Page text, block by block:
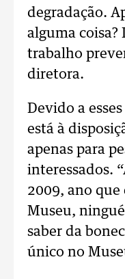
degradação.
alguma coisa?
trabalho
diretora.
Devido a
está à
apenas para
interessados.
2009, ano que
Museu,
saber da
único no